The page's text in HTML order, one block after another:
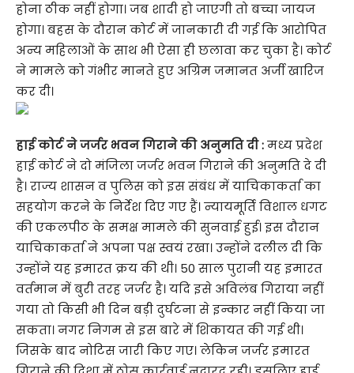
होना ठीक नहीं होगा। जब शादी हो जाएगी तो बच्चा जायज
होगा। बहस के दौरान कोर्ट में जानकारी दी गई कि आरोपित
अन्य महिलाओं के साथ भी ऐसा ही छलावा कर चुका है। कोर्ट
ने मामले को गंभीर मानते हुए अग्रिम जमानत अर्जी खारिज
कर दी।
हाई कोर्ट ने जर्जर भवन गिराने की अनुमति दी :मध्य प्रदेश
हाई कोर्ट ने दो मंजिला जर्जर भवन गिराने की अनुमति दे दी
है। राज्य शासन व पुलिस को इस संबंध में याचिकाकर्ता का
सहयोग करने के निर्देश दिए गए हैं। न्यायमूर्ति विशाल धगट
की एकलपीठ के समक्ष मामले की सुनवाई हुई। इस दौरान
याचिकाकर्ता ने अपना पक्ष स्वयं रखा। उन्होंने दलील दी कि
उन्होंने यह इमारत क्रय की थी। 50 साल पुरानी यह इमारत
वर्तमान में बुरी तरह जर्जर है। यदि इसे अविलंब गिराया नहीं
गया तो किसी भी दिन बड़ी दुर्घटना से इन्कार नहीं किया जा
सकता। नगर निगम से इस बारे में शिकायत की गई थी।
जिसके बाद नोटिस जारी किए गए। लेकिन जर्जर इमारत